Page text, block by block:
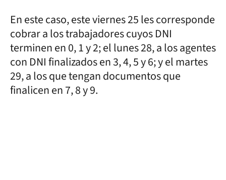
En este caso, este viernes 25 les corresponde
cobrar a los trabajadores cuyos DNI
terminen en 0, 1 y 2; el lunes 28, a los agentes
con DNI finalizados en 3, 4, 5 y 6; y el martes
29, a los que tengan documentos que
finalicen en 7, 8 y 9.